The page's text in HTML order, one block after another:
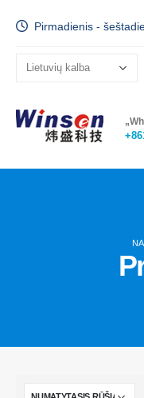
Pirmadienis -